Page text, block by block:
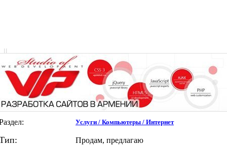
Услуги / Компьютеры / Интернет
Продам, предлагаю